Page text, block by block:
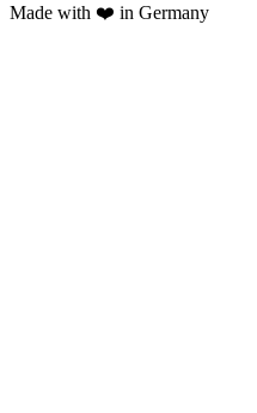
Made with ❤️ in Germany